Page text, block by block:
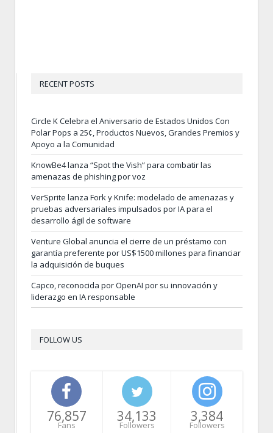
RECENT POSTS
Circle K Celebra el Aniversario de Estados Unidos Con
Polar Pops a 25¢, Productos Nuevos, Grandes Premios y
Apoyo a la Comunidad
KnowBe4 lanza “Spot the Vish” para combatir las
amenazas de phishing por voz
VerSprite lanza Fork y Knife: modelado de amenazas y
pruebas adversariales impulsados por IA para el
desarrollo ágil de software
Venture Global anuncia el cierre de un préstamo con
garantía preferente por US$1500 millones para financiar
la adquisición de buques
Capco, reconocida por OpenAI por su innovación y
liderazgo en IA responsable
FOLLOW US
76,857
Fans
34,133
Followers
3,384
Followers